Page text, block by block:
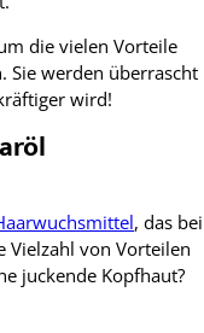
die vielen Vorteile
Sie werden überrascht
wird!
, das bei
Vielzahl von Vorteilen
juckende Kopfhaut?